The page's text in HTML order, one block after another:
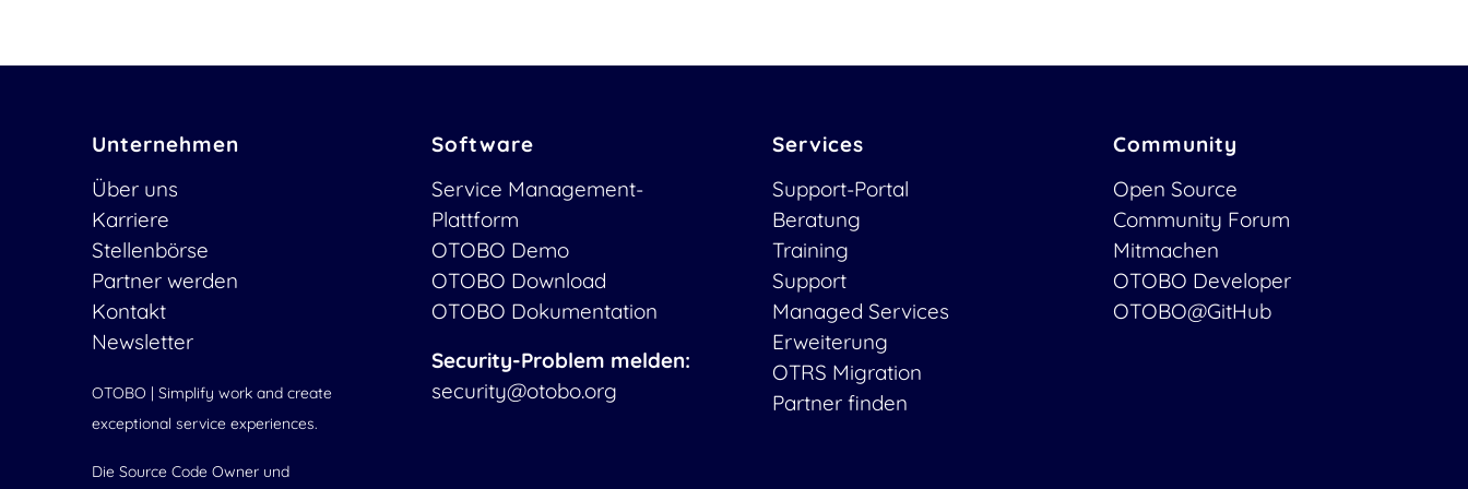
Unternehmen
Über uns
Karriere
Stellenbörse
Partner werden
Kontakt
Newsletter
OTOBO | Simplify work and create
exceptional service experiences.
Die Source Code Owner und
Software
Service Management-
Plattform
OTOBO Demo
OTOBO Download
OTOBO Dokumentation
Security-Problem melden:
security@otobo.org
Services
Support-Portal
Beratung
Training
Support
Managed Services
Erweiterung
OTRS Migration
Partner finden
Community
Open Source
Community Forum
Mitmachen
OTOBO Developer
OTOBO@GitHub